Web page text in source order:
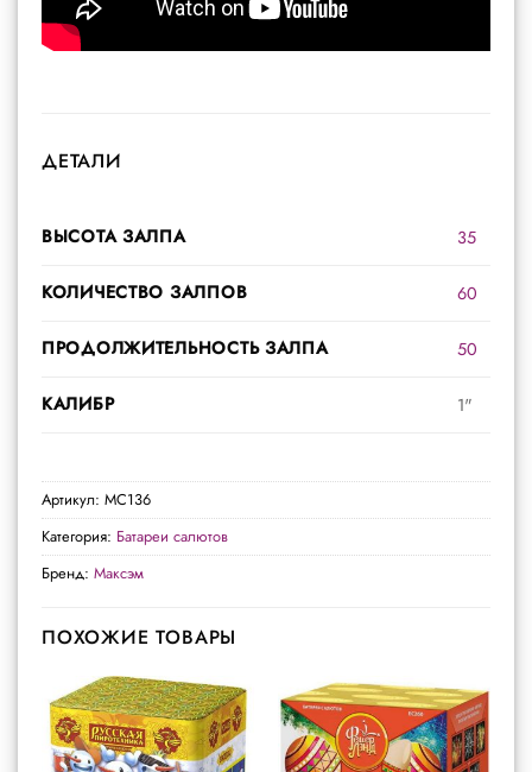
ДЕТАЛИ
ВЫСОТА ЗАЛПА 35
КОЛИЧЕСТВО ЗАЛПОВ 60
ПРОДОЛЖИТЕЛЬНОСТЬ ЗАЛПА 50
КАЛИБР 1"
Артикул: MC136
Категория: Батареи салютов
Бренд: Максэм
ПОХОЖИЕ ТОВАРЫ